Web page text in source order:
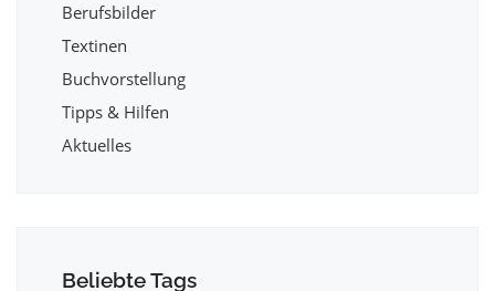
Berufsbilder
Textinen
Buchvorstellung
Tipps & Hilfen
Aktuelles
Beliebte Tags